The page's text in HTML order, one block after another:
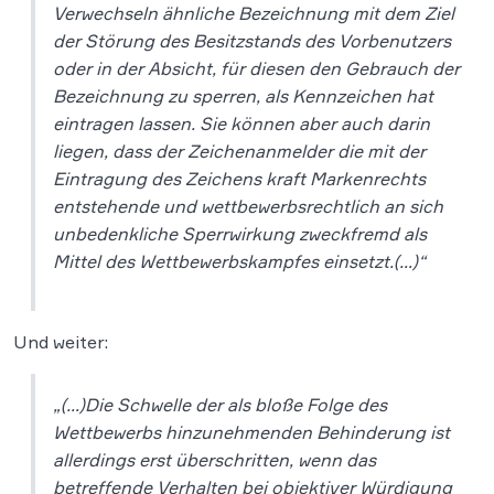
Verwechseln ähnliche Bezeichnung mit dem Ziel
der Störung des Besitzstands des Vorbenutzers
oder in der Absicht, für diesen den Gebrauch der
Bezeichnung zu sperren, als Kennzeichen hat
eintragen lassen. Sie können aber auch darin
liegen, dass der Zeichenanmelder die mit der
Eintragung des Zeichens kraft Markenrechts
entstehende und wettbewerbsrechtlich an sich
unbedenkliche Sperrwirkung zweckfremd als
Mittel des Wettbewerbskampfes einsetzt.(…)“
Und weiter:
„(…)Die Schwelle der als bloße Folge des
Wettbewerbs hinzunehmenden Behinderung ist
allerdings erst überschritten, wenn das
betreffende Verhalten bei objektiver Würdigung